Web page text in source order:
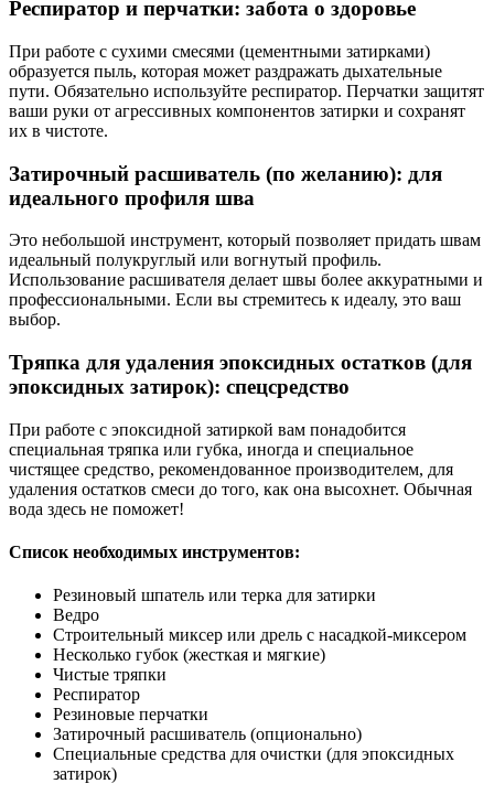
Респиратор и перчатки: забота о здоровье
При работе с сухими смесями (цементными затирками)
образуется пыль, которая может раздражать дыхательные
пути. Обязательно используйте респиратор. Перчатки защитят
ваши руки от агрессивных компонентов затирки и сохранят
их в чистоте.
Затирочный расшиватель (по желанию): для
идеального профиля шва
Это небольшой инструмент, который позволяет придать швам
идеальный полукруглый или вогнутый профиль.
Использование расшивателя делает швы более аккуратными и
профессиональными. Если вы стремитесь к идеалу, это ваш
выбор.
Тряпка для удаления эпоксидных остатков (для
эпоксидных затирок): спецсредство
При работе с эпоксидной затиркой вам понадобится
специальная тряпка или губка, иногда и специальное
чистящее средство, рекомендованное производителем, для
удаления остатков смеси до того, как она высохнет. Обычная
вода здесь не поможет!
Список необходимых инструментов:
Резиновый шпатель или терка для затирки
Ведро
Строительный миксер или дрель с насадкой-миксером
Несколько губок (жесткая и мягкие)
Чистые тряпки
Респиратор
Резиновые перчатки
Затирочный расшиватель (опционально)
Специальные средства для очистки (для эпоксидных
затирок)